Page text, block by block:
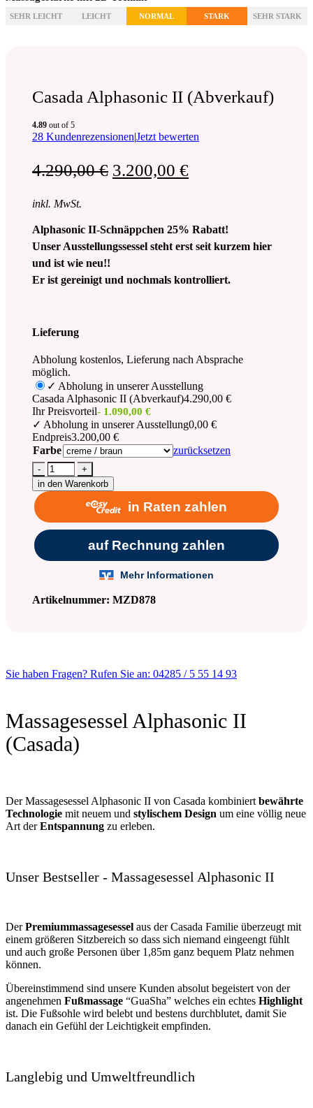
SEHR LEICHT LEICHT NORMAL STARK SEHR STARK
Casada Alphasonic II (Abverkauf)
4.89 out of 5
28 Kundenrezensionen|Jetzt bewerten
4.290,00€ Ursprünglicher
4.290,00 €
3.200,00 €Aktueller
3.200,00 €.
inkl. MwSt.
Alphasonic II-Schnäppchen 25% Rabatt!
Unser Ausstellungssessel steht erst seit kurzem hier
und ist wie neu!!
Er ist gereinigt und nochmals kontrolliert.
Lieferung
Abholung kostenlos, Lieferung nach Absprache
möglich.
✓ Abholung in unserer Ausstellung
Casada Alphasonic II (Abverkauf)4.290,00 €
Ihr Preisvorteil- 1.090,00 €
✓ Abholung in unserer Ausstellung0,00 €
Endpreis3.200,00 €
Farbe
zurücksetzen
-
+
in den Warenkorb
Artikelnummer: MZD878
Sie haben Fragen? Rufen Sie an: 04285 / 5 55 14 93
Massagesessel Alphasonic II
(Casada)
Der Massagesessel Alphasonic II von Casada kombiniert bewährte
Technologie mit neuem und stylischem Design um eine völlig neue
Art derEntspannung zu erleben.
Unser Bestseller - Massagesessel Alphasonic II
DerPremiummassagesessel aus der Casada Familie überzeugt mit
einem größeren Sitzbereich so dass sich niemand eingeengt fühlt
und auch große Personen über 1,85m ganz bequem Platz nehmen
können.
Übereinstimmend sind unsere Kunden absolut begeistert von der
angenehmen Fußmassage “GuaSha” welches ein echtes Highlight
ist. Die Fußsohle wird belebt und bestens durchblutet, damit Sie
danach ein Gefühl der Leichtigkeit empfinden.
Langlebig und Umweltfreundlich